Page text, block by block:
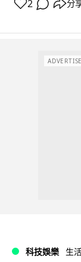
2 分
科技娛樂 生